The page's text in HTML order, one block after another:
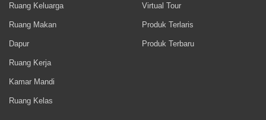
Ruang Keluarga
Ruang Makan
Dapur
Ruang Kerja
Kamar Mandi
Ruang Kelas
Virtual Tour
Produk Terlaris
Produk Terbaru